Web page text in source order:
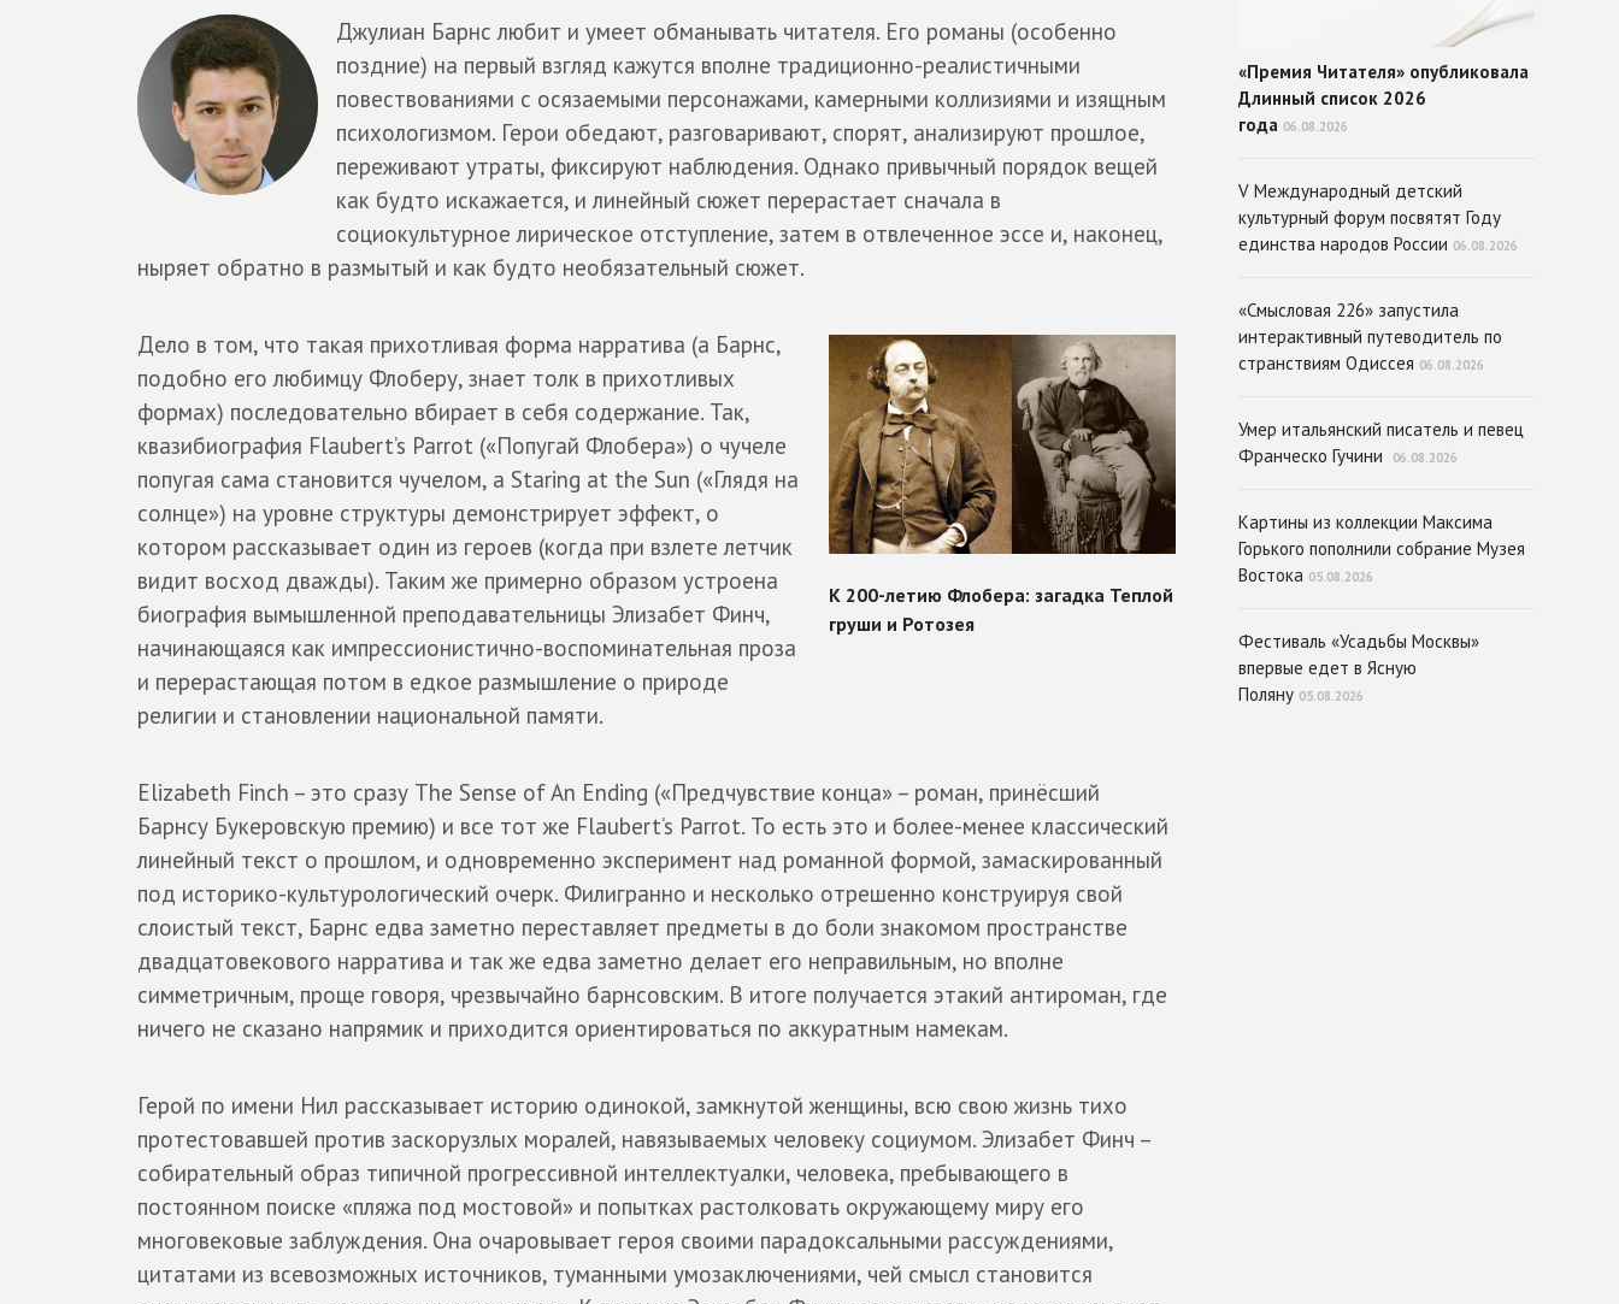
Джулиан Барнс любит и умеет обманывать читателя. Его романы (особенно
поздние) на первый взгляд кажутся вполне традиционно-реалистичными
повествованиями с осязаемыми персонажами, камерными коллизиями и изящным
психологизмом. Герои обедают, разговаривают, спорят, анализируют прошлое,
переживают утраты, фиксируют наблюдения. Однако привычный порядок вещей
как будто искажается, и линейный сюжет перерастает сначала в
социокультурное лирическое отступление, затем в отвлеченное эссе и, наконец,
ныряет обратно в размытый и как будто необязательный сюжет.
Дело в том, что такая прихотливая форма нарратива (а Барнс,
подобно его любимцу Флоберу, знает толк в прихотливых
формах) последовательно вбирает в себя содержание. Так,
квазибиография Flaubert’s Parrot («Попугай Флобера») о чучеле
попугая сама становится чучелом, а Staring at the Sun («Глядя на
солнце») на уровне структуры демонстрирует эффект, о
котором рассказывает один из героев (когда при взлете летчик
видит восход дважды). Таким же примерно образом устроена
биография вымышленной преподавательницы Элизабет Финч,
начинающаяся как импрессионистично-воспоминательная проза
и перерастающая потом в едкое размышление о природе
религии и становлении национальной памяти.
Elizabeth Finch – это сразу The Sense of An Ending («Предчувствие конца» – роман, принёсший
Барнсу Букеровскую премию) и все тот же Flaubert’s Parrot. То есть это и более-менее классический
линейный текст о прошлом, и одновременно эксперимент над романной формой, замаскированный
под историко-культурологический очерк. Филигранно и несколько отрешенно конструируя свой
слоистый текст, Барнс едва заметно переставляет предметы в до боли знакомом пространстве
двадцатовекового нарратива и так же едва заметно делает его неправильным, но вполне
симметричным, проще говоря, чрезвычайно барнсовским. В итоге получается этакий антироман, где
ничего не сказано напрямик и приходится ориентироваться по аккуратным намекам.
Герой по имени Нил рассказывает историю одинокой, замкнутой женщины, всю свою жизнь тихо
протестовавшей против заскорузлых моралей, навязываемых человеку социумом. Элизабет Финч –
собирательный образ типичной прогрессивной интеллектуалки, человека, пребывающего в
постоянном поиске «пляжа под мостовой» и попытках растолковать окружающему миру его
многовековые заблуждения. Она очаровывает героя своими парадоксальными рассуждениями,
цитатами из всевозможных источников, туманными умозаключениями, чей смысл становится
«Премия Читателя» опубликовала
Длинный список 2026
года 06.08.2026
V Международный детский
культурный форум посвятят Году
единства народов России 06.08.2026
«Смысловая 226» запустила
интерактивный путеводитель по
странствиям Одиссея 06.08.2026
Умер итальянский писатель и певец
Франческо Гучини
06.08.2026
Картины из коллекции Максима
Горького пополнили собрание Музея
Востока 05.08.2026
Фестиваль «Усадьбы Москвы»
впервые едет в Ясную
Поляну 05.08.2026